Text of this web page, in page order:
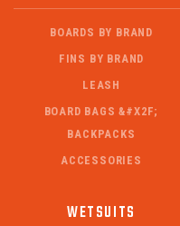
BOARDS BY BRAND
FINS BY BRAND
LEASH
BOARD BAGS &#X2F;
BACKPACKS
ACCESSORIES
WETSUITS